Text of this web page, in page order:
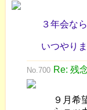
３年会な
いつやり
No.700 Re: 残
９月希